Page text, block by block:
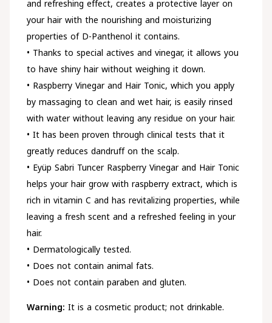
and refreshing effect, creates a protective layer on
your hair with the nourishing and moisturizing
properties of D-Panthenol it contains.
• Thanks to special actives and vinegar, it allows you
to have shiny hair without weighing it down.
• Raspberry Vinegar and Hair Tonic, which you apply
by massaging to clean and wet hair, is easily rinsed
with water without leaving any residue on your hair.
• It has been proven through clinical tests that it
greatly reduces dandruff on the scalp.
• Eyüp Sabri Tuncer Raspberry Vinegar and Hair Tonic
helps your hair grow with raspberry extract, which is
rich in vitamin C and has revitalizing properties, while
leaving a fresh scent and a refreshed feeling in your
hair.
• Dermatologically tested.
• Does not contain animal fats.
• Does not contain paraben and gluten.
Warning: It is a cosmetic product; not drinkable.